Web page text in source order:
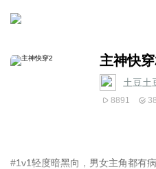
主神快
土豆土
8891 38
#1v1轻度暗黑向，男女主角都有